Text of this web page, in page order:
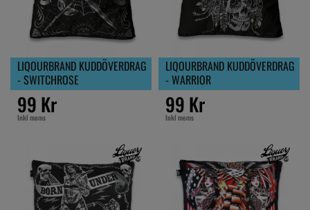
LIQOURBRAND KUDDÖVERDRAG
- SWITCHROSE
99 Kr
Inkl moms
LIQOURBRAND KUDDÖVERDRAG
- WARRIOR
99 Kr
Inkl moms